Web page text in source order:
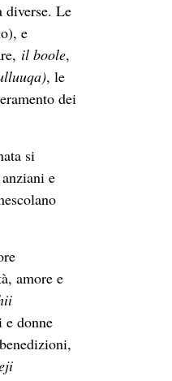
diverse. Le
e
il boole,
, le
dei
si
e
amore e
donne